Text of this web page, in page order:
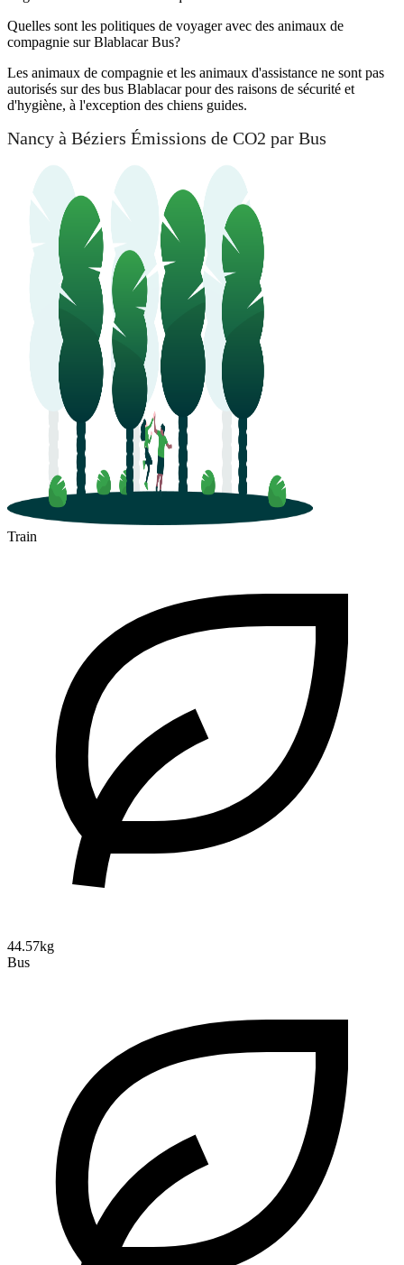
Quelles sont les politiques de voyager avec des animaux de
compagnie sur Blablacar Bus?
Les animaux de compagnie et les animaux d'assistance ne sont pas
autorisés sur des bus Blablacar pour des raisons de sécurité et
d'hygiène, à l'exception des chiens guides.
Nancy à Béziers Émissions de CO2 par Bus
Train
44.57kg
Bus